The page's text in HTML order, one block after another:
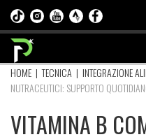
HOME |TECNICA | INTEGRAZIONE
NUTRACEUTICI: SUPPORTO
VITAMINA B